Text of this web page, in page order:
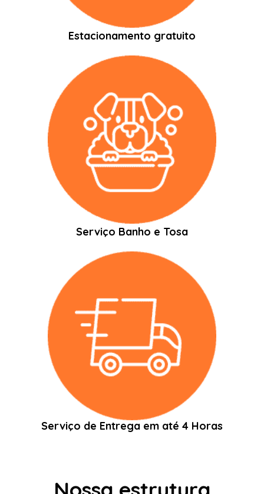
Estacionamento gratuito
Serviço Banho e Tosa
Serviço de Entrega em até 4 Horas